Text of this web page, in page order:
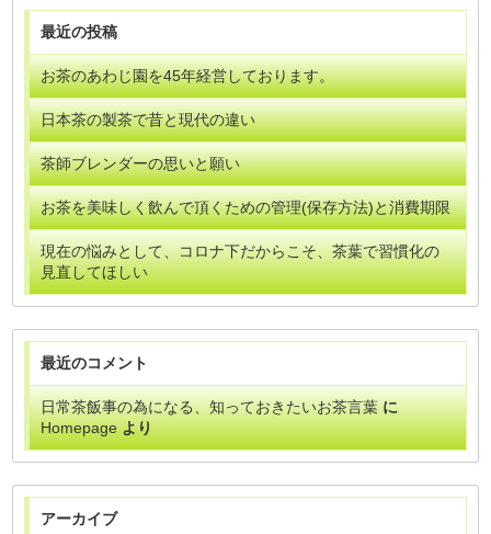
最近の投稿
お茶のあわじ園を45年経営しております。
日本茶の製茶で昔と現代の違い
茶師ブレンダーの思いと願い
お茶を美味しく飲んで頂くための管理(保存方法)と消費期限
現在の悩みとして、コロナ下だからこそ、茶葉で習慣化の
見直してほしい
最近のコメント
日常茶飯事の為になる、知っておきたいお茶言葉に
Homepageより
アーカイブ